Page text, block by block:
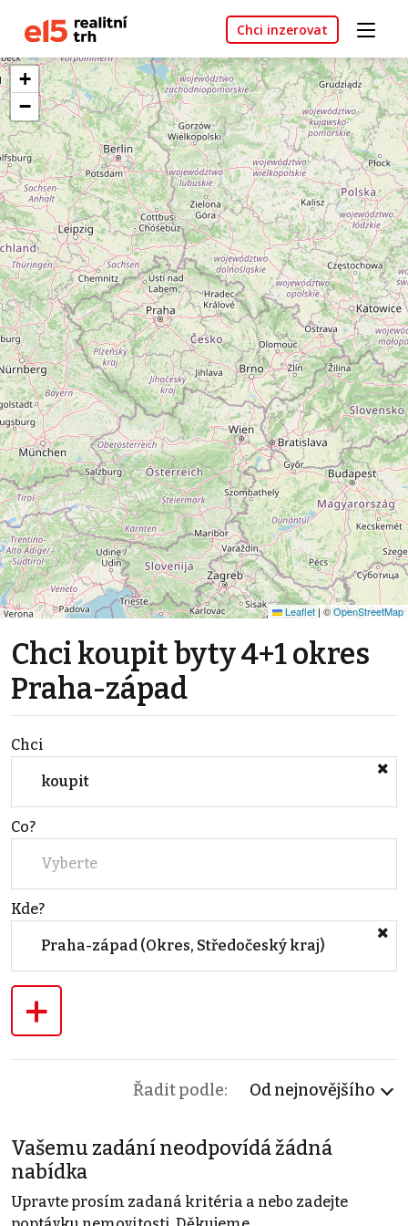
Chci inzerovat
+
−
Leaflet | ©OpenStreetMap
Chci koupit byty 4+1 okres
Praha-západ
Chci
koupit
Co?
Vyberte
Kde?
Praha-západ (Okres, Středočeský kraj)
+
Řadit podle: Od nejnovějšího
Vašemu zadání neodpovídá žádná
nabídka
Upravte prosím zadaná kritéria a nebo zadejte